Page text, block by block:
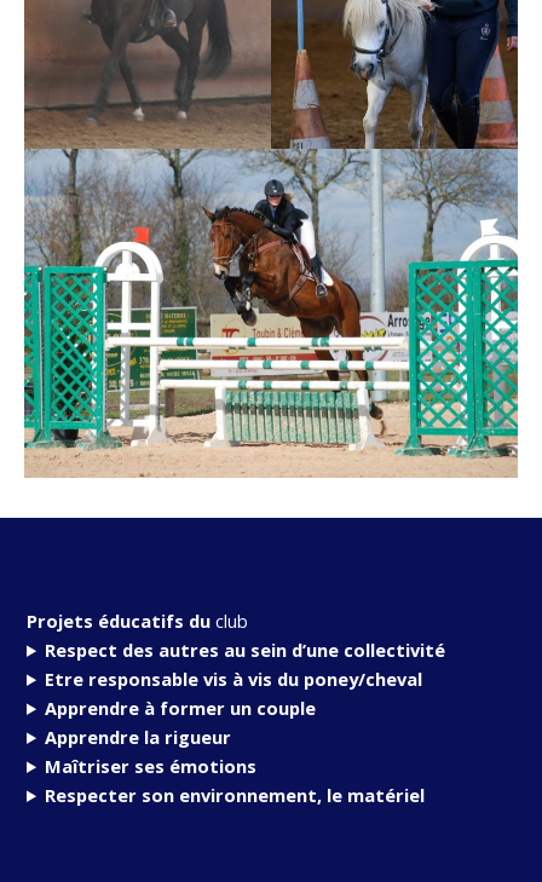
Projets éducatifs du club
Respect des autres au sein d’une collectivité
Etre responsable vis à vis du poney/cheval
Apprendre à former un couple
Apprendre la rigueur
Maîtriser ses émotions
Respecter son environnement, le matériel